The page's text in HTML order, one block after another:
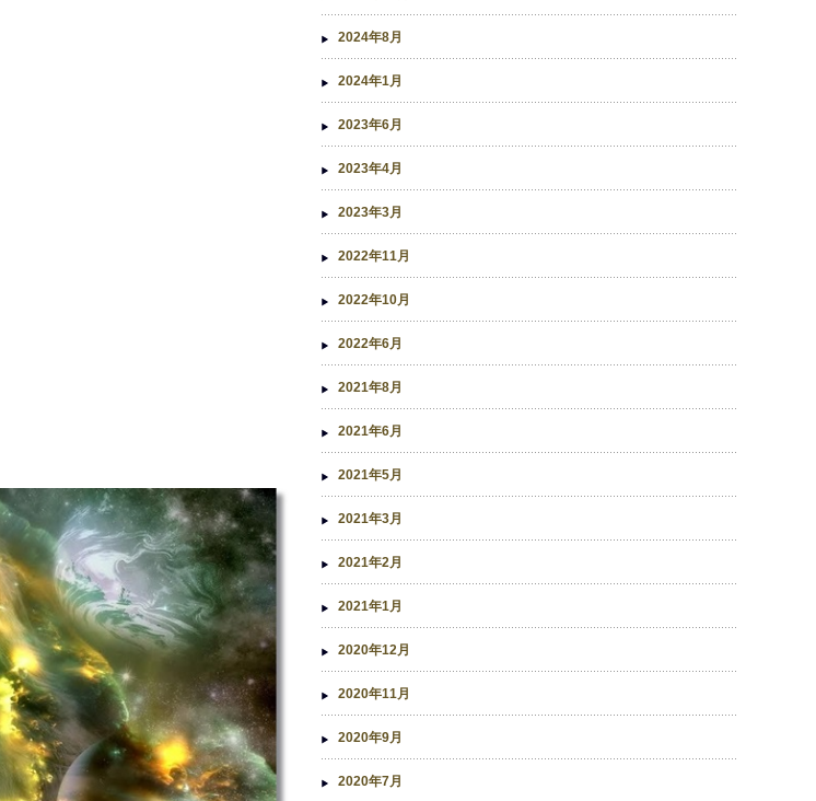
2024年8月
2024年1月
2023年6月
2023年4月
2023年3月
2022年11月
2022年10月
2022年6月
2021年8月
2021年6月
2021年5月
2021年3月
2021年2月
2021年1月
2020年12月
2020年11月
2020年9月
2020年7月